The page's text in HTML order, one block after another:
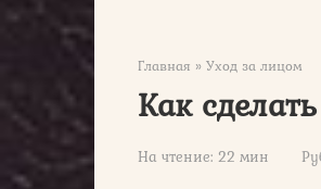
Главная » Уход за лицом
Как
На чтение: 22 мин